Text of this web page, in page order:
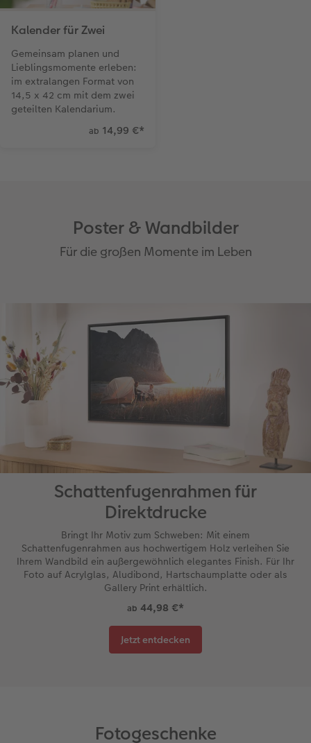
Kalender für Zwei
Gemeinsam planen und
Lieblingsmomente erleben:
im extralangen Format von
14,5 x 42 cm mit dem zwei
geteilten Kalendarium.
ab 14,99 €*
Poster & Wandbilder
Für die großen Momente im Leben
Schattenfugenrahmen für
Direktdrucke
Bringt Ihr Motiv zum Schweben: Mit einem
Schattenfugenrahmen aus hochwertigem Holz verleihen Sie
Ihrem Wandbild ein außergewöhnlich elegantes Finish. Für Ihr
Foto auf Acrylglas, Aludibond, Hartschaumplatte oder als
Gallery Print erhältlich.
ab 44,98 €*
Jetzt entdecken
Fotogeschenke